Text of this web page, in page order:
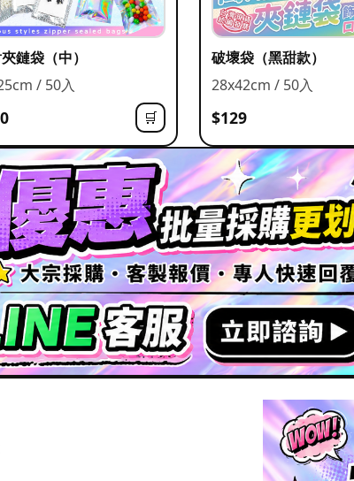
鏈袋（中）
/ 50入
🛒
破壞袋（黑甜款）
28x42cm / 50入
$129